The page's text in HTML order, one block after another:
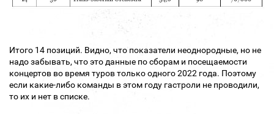
Итого 14 позиций. Видно, что показатели неоднородные, но не
надо забывать, что это данные по сборам и посещаемости
концертов во время туров только одного 2022 года. Поэтому
если какие-либо команды в этом году гастроли не проводили,
то их и нет в списке.